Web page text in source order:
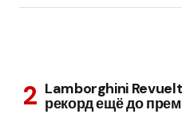
Lamborghini
рекорд ещё до